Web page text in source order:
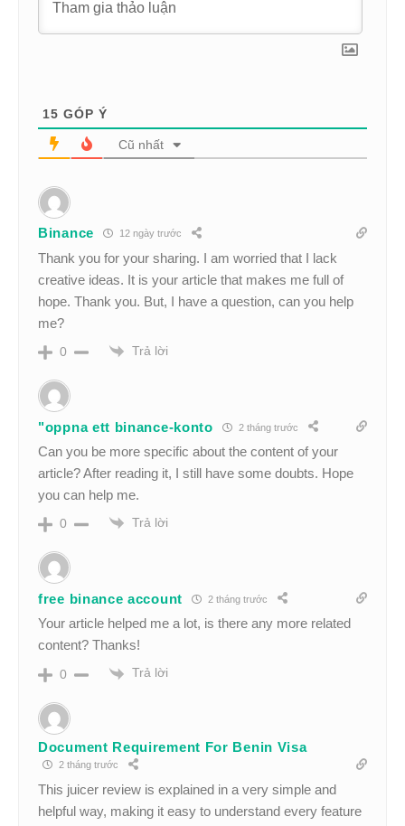
15 GÓP Ý
Cũ nhất
Binance 12 ngày trước
Thank you for your sharing. I am worried that I lack
creative ideas. It is your article that makes me full of
hope. Thank you. But, I have a question, can you help
me?
0 Trả lời
"oppna ett binance-konto 2 tháng trước
Can you be more specific about the content of your
article? After reading it, I still have some doubts. Hope
you can help me.
0 Trả lời
free binance account 2 tháng trước
Your article helped me a lot, is there any more related
content? Thanks!
0 Trả lời
Document Requirement For Benin Visa
2 tháng trước
This juicer review is explained in a very simple and
helpful way, making it easy to understand every feature